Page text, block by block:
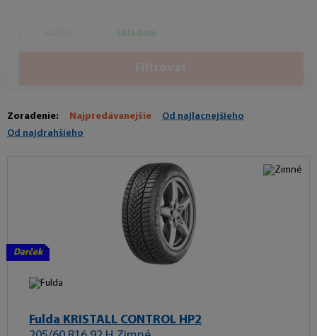
Skladom
Zoradenie: Najpredávanejšie
Od najlacnejšieho
Od najdrahšieho
Darček
Fulda KRISTALL CONTROL HP2